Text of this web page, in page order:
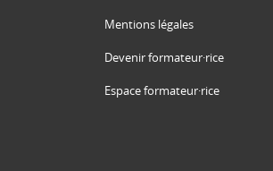
Mentions légales
Devenir formateur·rice
Espace formateur·rice